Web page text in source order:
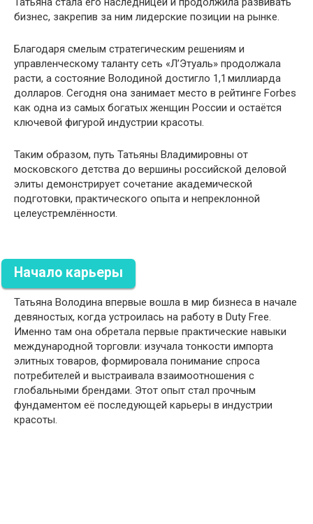
бизнес, закрепив за ним лидерские позиции на рынке.
Благодаря смелым стратегическим решениям и
управленческому таланту сеть «Л’Этуаль» продолжала
расти, а состояние Володиной достигло 1,1 миллиарда
долларов. Сегодня она занимает место в рейтинге Forbes
как одна из самых богатых женщин России и остаётся
ключевой фигурой индустрии красоты.
Таким образом, путь Татьяны Владимировны от
московского детства до вершины российской деловой
элиты демонстрирует сочетание академической
подготовки, практического опыта и непреклонной
целеустремлённости.
Начало карьеры
Татьяна Володина впервые вошла в мир бизнеса в начале
девяностых, когда устроилась на работу в Duty Free.
Именно там она обретала первые практические навыки
международной торговли: изучала тонкости импорта
элитных товаров, формировала понимание спроса
потребителей и выстраивала взаимоотношения с
глобальными брендами. Этот опыт стал прочным
фундаментом её последующей карьеры в индустрии
красоты.